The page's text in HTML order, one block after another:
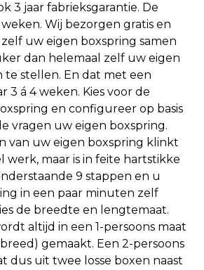
3 jaar fabrieksgarantie. De
weken. Wij bezorgen gratis en
uw eigen boxspring samen
dan helemaal zelf uw eigen
te stellen. En dat met een
3 á 4 weken. Kies voor de
en configureer op basis
vragen uw eigen boxspring.
van uw eigen boxspring klinkt
werk, maar is in feite hartstikke
9 stappen en u
in een paar minuten zelf
de breedte en lengtemaat.
altijd in een 1-persoons maat
gemaakt. Een 2-persoons
dus uit twee losse boxen naast